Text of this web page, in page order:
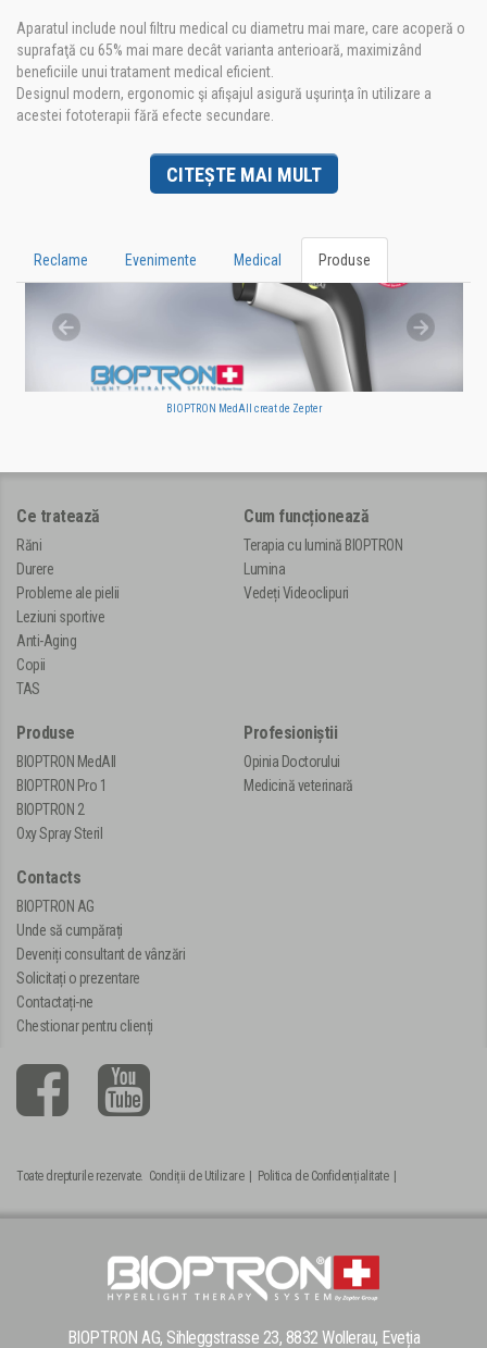
Aparatul include noul filtru medical cu diametru mai mare, care acoperă o
suprafaţă cu 65% mai mare decât varianta anterioară, maximizând
beneficiile unui tratament medical eficient.
Designul modern, ergonomic şi afişajul asigură uşurinţa în utilizare a
acestei fototerapii fără efecte secundare.
CITEȘTE MAI MULT
Reclame Evenimente Medical Produse
BIOPTRON MedAll creat de Zepter
Ce tratează
Răni
Durere
Probleme ale pielii
Leziuni sportive
Anti-Aging
Copii
TAS
Cum funcționează
Terapia cu lumină BIOPTRON
Lumina
Vedeți Videoclipuri
Produse
BIOPTRON MedAll
BIOPTRON Pro 1
BIOPTRON 2
Oxy Spray Steril
Profesioniștii
Opinia Doctorului
Medicină veterinară
Contacts
BIOPTRON AG
Unde să cumpărați
Deveniți consultant de vânzări
Solicitați o prezentare
Contactați-ne
Chestionar pentru clienți
Toate drepturile rezervate. Condiții de Utilizare| Politica de Confidențialitate|
BIOPTRON AG, Sihleggstrasse 23, 8832 Wollerau, Eveția